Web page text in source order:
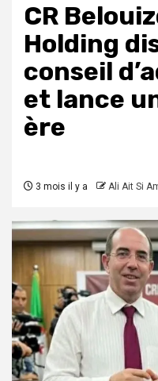
CR
Holding
conseil
et lance
ère
3 mois il y a Ali Ait Si